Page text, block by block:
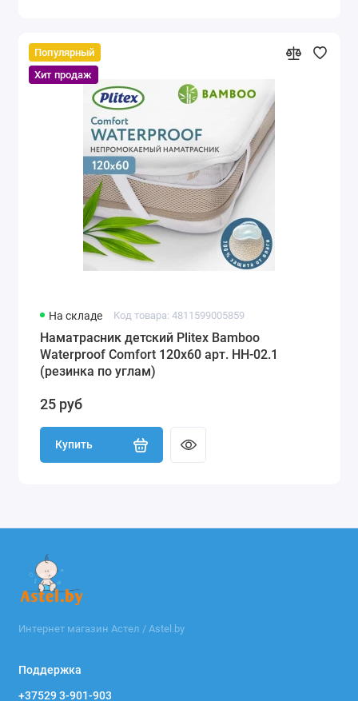
Популярный
Хит продаж
На складе Код товара: 4811599005859
Наматрасник детский Plitex Bamboo
Waterproof Comfort 120х60 арт. НН-02.1
(резинка по углам)
25 руб
Купить
Интернет магазин Астел / Astel.by
Поддержка
+37529 3-901-903